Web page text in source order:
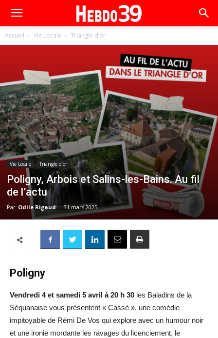
Accueil Vie Locale Triangle d’or
Vie Locale Triangle d’or
Poligny, Arbois et Salins-les-Bains. Au fil
de l’actu
Par Odile Rigaud - 31 mars 2025
Poligny
Vendredi 4 et samedi 5 avril à 20 h 30 les Baladins de la
Séquanaise vous présentent « Cassé », une comédie
impitoyable de Rémi De Vos qui explore avec un humour noir
et une ironie mordante les ravages du licenciement, le